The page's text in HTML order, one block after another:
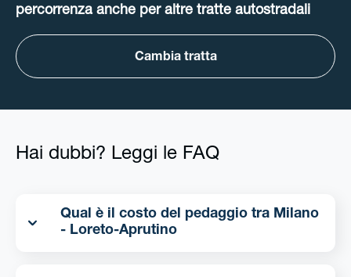
percorrenza anche per altre tratte autostradali
Cambia tratta
Hai dubbi? Leggi le FAQ
Qual è il costo del pedaggio tra Milano
- Loreto-Aprutino